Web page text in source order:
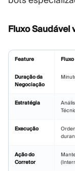
Fluxo Saudável
Feature Fluxo
Duração da
Negociação
Estratégia
Execução
Ação do
Corretor